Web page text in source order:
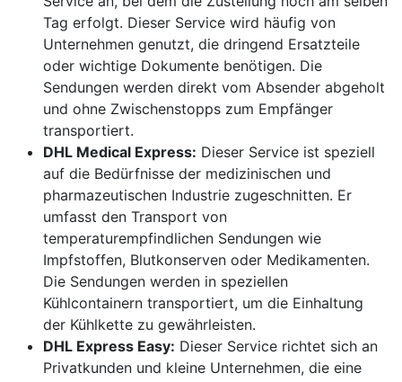
Tag erfolgt. Dieser Service wird häufig von
Unternehmen genutzt, die dringend Ersatzteile
oder wichtige Dokumente benötigen. Die
Sendungen werden direkt vom Absender abgeholt
und ohne Zwischenstopps zum Empfänger
transportiert.
DHL Medical Express: Dieser Service ist speziell
auf die Bedürfnisse der medizinischen und
pharmazeutischen Industrie zugeschnitten. Er
umfasst den Transport von
temperaturempfindlichen Sendungen wie
Impfstoffen, Blutkonserven oder Medikamenten.
Die Sendungen werden in speziellen
Kühlcontainern transportiert, um die Einhaltung
der Kühlkette zu gewährleisten.
DHL Express Easy: Dieser Service richtet sich an
Privatkunden und kleine Unternehmen, die eine